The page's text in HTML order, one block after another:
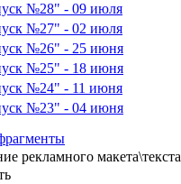
№28" - 09 июля
№27" - 02 июля
№26" - 25 июня
№25" - 18 июня
№24" - 11 июня
№23" - 04 июня
рекламного макета\текста